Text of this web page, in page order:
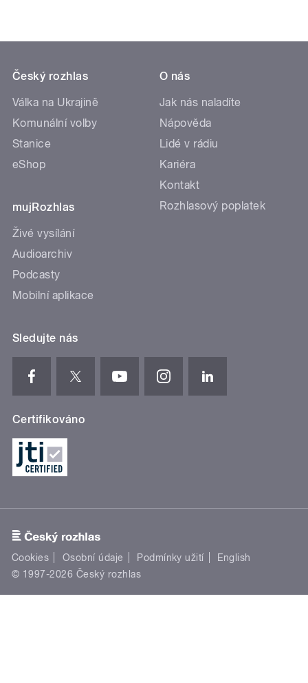
Český rozhlas
Válka na Ukrajině
Komunální volby
Stanice
eShop
mujRozhlas
Živé vysílání
Audioarchiv
Podcasty
Mobilní aplikace
O nás
Jak nás naladíte
Nápověda
Lidé v rádiu
Kariéra
Kontakt
Rozhlasový poplatek
Sledujte nás
Certifikováno
Cookies Osobní údaje Podmínky užití
English
© 1997-2026 Český rozhlas